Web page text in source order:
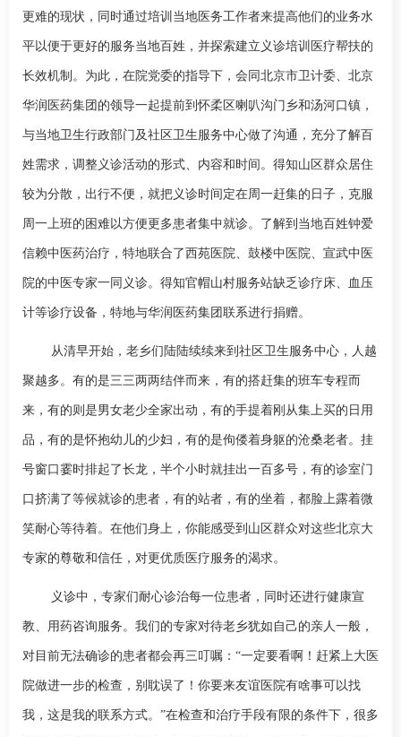
更难的现状，同时通过培训当地医务工作者来提高他们的业务水
平以便于更好的服务当地百姓，并探索建立义诊培训医疗帮扶的
长效机制。为此，在院党委的指导下，会同北京市卫计委、北京
华润医药集团的领导一起提前到怀柔区喇叭沟门乡和汤河口镇，
与当地卫生行政部门及社区卫生服务中心做了沟通，充分了解百
姓需求，调整义诊活动的形式、内容和时间。得知山区群众居住
较为分散，出行不便，就把义诊时间定在周一赶集的日子，克服
周一上班的困难以方便更多患者集中就诊。了解到当地百姓钟爱
信赖中医药治疗，特地联合了西苑医院、鼓楼中医院、宣武中医
院的中医专家一同义诊。得知官帽山村服务站缺乏诊疗床、血压
计等诊疗设备，特地与华润医药集团联系进行捐赠。
从清早开始，老乡们陆陆续续来到社区卫生服务中心，人越
聚越多。有的是三三两两结伴而来，有的搭赶集的班车专程而
来，有的则是男女老少全家出动，有的手提着刚从集上买的日用
品，有的是怀抱幼儿的少妇，有的是佝偻着身躯的沧桑老者。挂
号窗口霎时排起了长龙，半个小时就挂出一百多号，有的诊室门
口挤满了等候就诊的患者，有的站者，有的坐着，都脸上露着微
笑耐心等待着。在他们身上，你能感受到山区群众对这些北京大
专家的尊敬和信任，对更优质医疗服务的渴求。
义诊中，专家们耐心诊治每一位患者，同时还进行健康宣
教、用药咨询服务。我们的专家对待老乡犹如自己的亲人一般，
对目前无法确诊的患者都会再三叮嘱：“一定要看啊！赶紧上大医
院做进一步的检查，别耽误了！你要来友谊医院有啥事可以找
我，这是我的联系方式。”在检查和治疗手段有限的条件下，很多